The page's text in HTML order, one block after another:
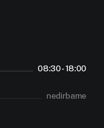
08:30 - 18:00
nedirbame